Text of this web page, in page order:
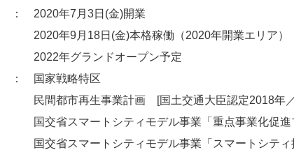
： 2020年7月3日(金)開業
2020年9月18日(金)本格稼働（2020年開業エリア）
2022年グランドオープン予定
： 国家戦略特区
民間都市再生事業計画 [国土交通大臣認定2018年／
国交省スマートシティモデル事業「重点事業化促進
国交省スマートシティモデル事業「スマートシティ